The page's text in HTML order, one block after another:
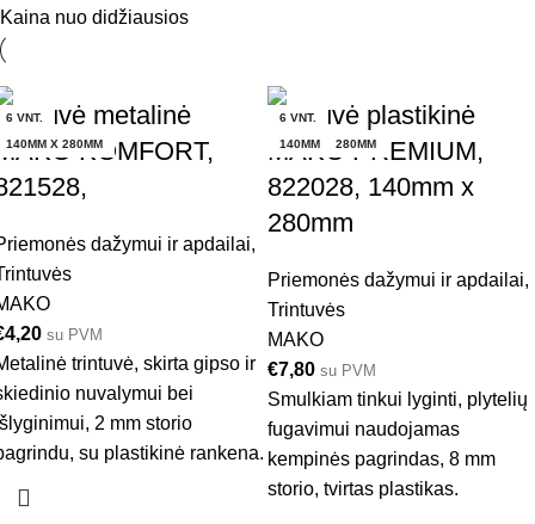
Kaina nuo didžiausios
6 VNT.
140 X 280MM
metalinė
KOMFORT,
dažymui ir apdailai,
4,20 su PVM
trintuvė, skirta gipso ir
nuvalymui bei
2 mm storio
su plastikinė rankena.
6 VNT.
140MM X 280MM
Trintuvė plastikinė
MAKO PREMIUM,
822028, 140mm x
280mm
Priemonės dažymui ir apdailai,
Trintuvės
MAKO
€7,80 su PVM
Smulkiam tinkui lyginti, plytelių
fugavimui naudojamas
kempinės pagrindas, 8 mm
storio, tvirtas plastikas.
6 VNT.
140MM X 280MM
6 VNT.
140MM